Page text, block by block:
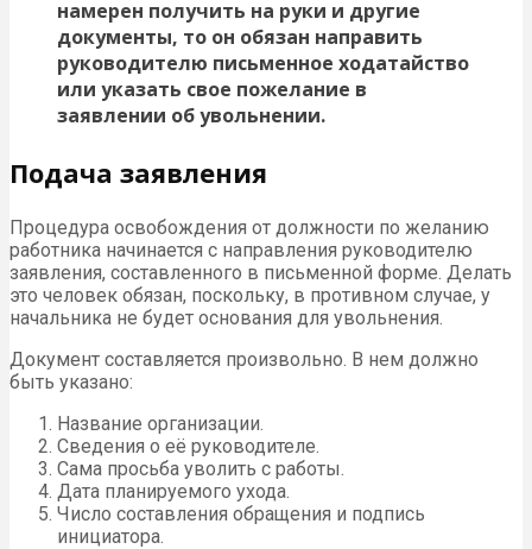
намерен получить на руки и другие
документы, то он обязан направить
руководителю письменное ходатайство
или указать свое пожелание в
заявлении об увольнении.
Подача заявления
Процедура освобождения от должности по желанию
работника начинается с направления руководителю
заявления, составленного в письменной форме. Делать
это человек обязан, поскольку, в противном случае, у
начальника не будет основания для увольнения.
Документ составляется произвольно. В нем должно
быть указано:
Название организации.
Сведения о её руководителе.
Сама просьба уволить с работы.
Дата планируемого ухода.
Число составления обращения и подпись
инициатора.